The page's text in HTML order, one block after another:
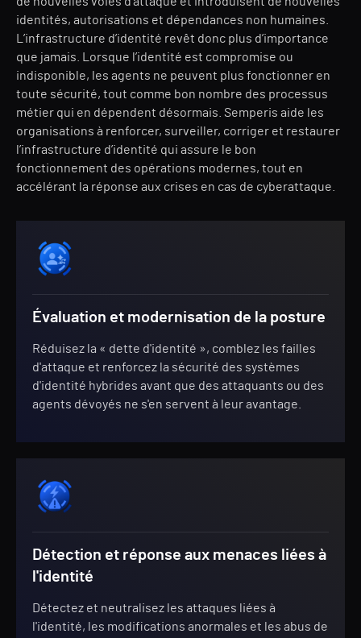
identités, autorisations et dépendances non humaines.
L’infrastructure d’identité revêt donc plus d’importance
que jamais. Lorsque l’identité est compromise ou
indisponible, les agents ne peuvent plus fonctionner en
toute sécurité, tout comme bon nombre des processus
métier qui en dépendent désormais. Semperis aide les
organisations à renforcer, surveiller, corriger et restaurer
l’infrastructure d’identité qui assure le bon
fonctionnement des opérations modernes, tout en
accélérant la réponse aux crises en cas de cyberattaque.
Évaluation et modernisation de la posture
Réduisez la « dette d'identité », comblez les failles
d'attaque et renforcez la sécurité des systèmes
d'identité hybrides avant que des attaquants ou des
agents dévoyés ne s'en servent à leur avantage.
Détection et réponse aux menaces liées à
l'identité
Détectez et neutralisez les attaques liées à
l'identité, les modifications anormales et les abus de